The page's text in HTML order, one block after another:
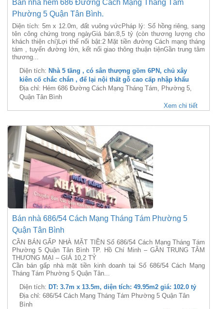
Bán nhà hẻm 686 Đường Cách Mạng Tháng Tám
Phường 5 Quận Tân Bình.
Diện tích: 5m x 12.0m, đất vuông vứcPháp lý: Sổ hồng riêng, sang
tên công chứng trong ngàyGiá bán:8,5 tỷ (còn thương lượng cho
khách thiện chí)Lợi thế nổi bật:2 Mặt tiền đường Cách mạng tháng
tám , tuyến đường lớn, kết nối giao thông thuận tiệnGần trung tâm
thương...
Diện tích: Nhà 5 tầng , có sân thượng gồm 6PN, chủ xây
kiên cố chắc chắn , để lại nội thất gỗ cao cấp nhập khẩu
Địa chỉ: Hẻm 686 Đường Cách Mạng Tháng Tám, Phường 5,
Quận Tân Bình
Xem chi tiết
Bán nhà 686/54 Cách Mạng Tháng Tám Phường 5
Quận Tân Bình
CẦN BÁN GẤP NHÀ MẶT TIỀN Số 686/54 Cách Mạng Tháng Tám
Phường 5 Quận Tân Bình TP. Hồ Chí Minh – GẦN TRUNG TÂM
THƯƠNG MẠI – GIÁ 10,2 TỶ
Cần bán gấp nhà mặt tiền kinh doanh tại Số 686/54 Cách Mạng
Tháng Tám Phường 5 Quận Tân...
Diện tích: DT: 3.7m x 13.5m, diện tích: 49.95m2 giá: 102.0 tỷ
Địa chỉ: 686/54 Cách Mạng Tháng Tám Phường 5 Quận Tân
Bình